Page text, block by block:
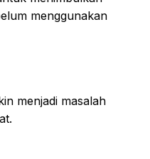
menggunakan
menjadi masalah